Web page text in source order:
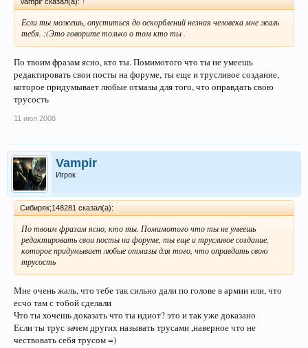
Если ты можешь, опуститься до оскорблений незная человека мне жаль
тебя. :(Это говорите только о том кто ты .
По твоим фразам ясно, кто ты. Помимотого что ты не умеешь
редактировать свои посты на форуме, ты еще и трусливое создание,
которое придумывает любые отмазы для того, что оправдать свою
трусость
11 июл 2008
Vampir
Игрок
Сибиряк;148281 сказал(а):
По твоим фразам ясно, кто ты. Помимотого что ты не умеешь
редактировать свои посты на форуме, ты еще и трусливое создание,
которое придумывает любые отмазы для того, что оправдать свою
трусость
Мне очень жаль, что тебе так сильно дали по голове в армии или, что
есчо там с тобой сделали
Что ты хочешь доказать что ты идиот? это и так уже доказано
Если ты трус зачем других называть трусами ,наверное что не
чествовать себя трусом =)